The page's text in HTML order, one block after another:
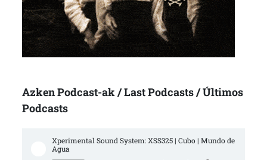
Azken Podcast-ak / Last Podcasts / Últimos
Podcasts
Xperimental Sound System: XSS325 | Cubo | Mundo de
Agua